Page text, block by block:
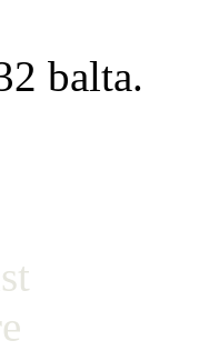
balta.